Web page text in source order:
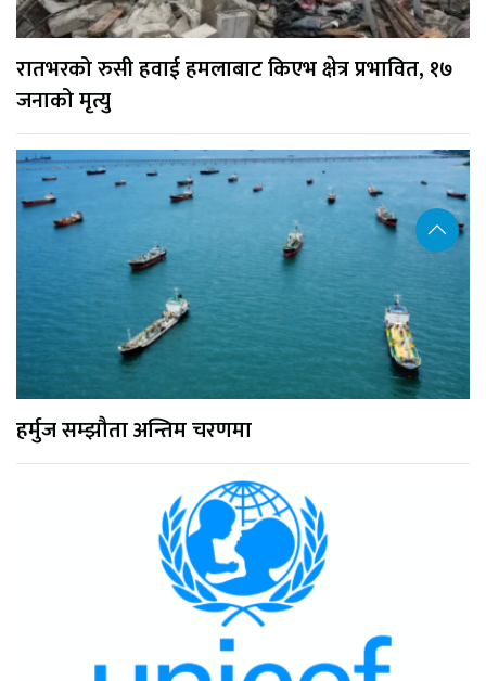
रातभरको रुसी हवाई हमलाबाट किएभ क्षेत्र प्रभावित, १७
जनाको मृत्यु
हर्मुज सम्झौता अन्तिम चरणमा